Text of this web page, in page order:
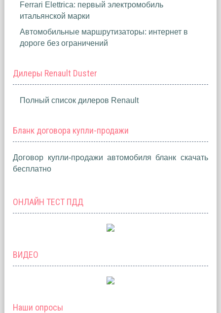
Ferrari Elettrica: первый электромобиль
итальянской марки
Автомобильные маршрутизаторы: интернет в
дороге без ограничений
Дилеры Renault Duster
Полный список дилеров Renault
Бланк договора купли-продажи
Договор купли-продажи автомобиля бланк скачать
бесплатно
ОНЛАЙН ТЕСТ ПДД
ВИДЕО
Наши опросы